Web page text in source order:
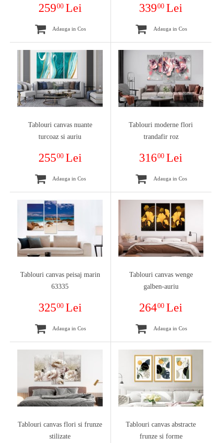
25900 Lei
Adauga in Cos
33900Lei
Adauga in Cos
Tablouri canvas nuante
turcoaz si auriu
25500 Lei
Adauga in Cos
Tablouri moderne flori
trandafir roz
31600Lei
Adauga in Cos
Tablouri canvas peisaj marin
63335
32500 Lei
Adauga in Cos
Tablouri canvas wenge
galben-auriu
26400Lei
Adauga in Cos
Tablouri canvas flori si frunze
stilizate
Tablouri canvas abstracte
frunze si forme